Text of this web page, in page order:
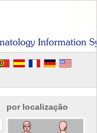
por localização